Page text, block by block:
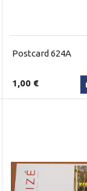
Postcard 624A
1,00 €